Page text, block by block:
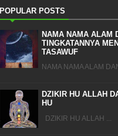
POPULAR POSTS
NAMA NAMA ALAM
TINGKATANNYA
TASAWUF
NAMA NAMA ALAM
DZIKIR HU ALLAH
HU
DZIKIR HU ALLAH ...